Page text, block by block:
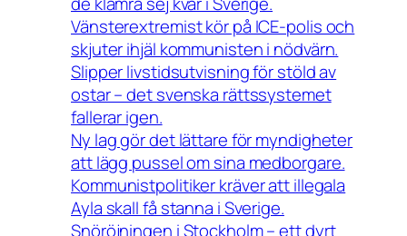
Vänsterextremist kör på ICE-polis och
skjuter ihjäl kommunisten i nödvärn.
Slipper livstidsutvisning för stöld av
ostar – det svenska rättssystemet
fallerar igen.
Ny lag gör det lättare för myndigheter
att lägg pussel om sina medborgare.
Kommunistpolitiker kräver att illegala
Ayla skall få stanna i Sverige.
Snöröjningen i Stockholm – ett dyrt